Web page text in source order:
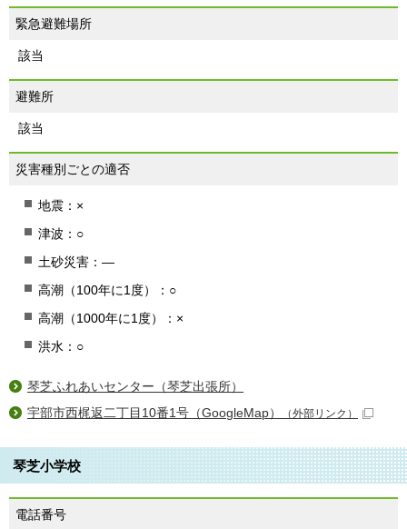
緊急避難場所
該当
避難所
該当
災害種別ごとの適否
地震：×
津波：○
土砂災害：―
高潮（100年に1度）：○
高潮（1000年に1度）：×
洪水：○
琴芝ふれあいセンター（琴芝出張所）
宇部市西梶返二丁目10番1号（GoogleMap）
（外部リンク）
琴芝小学校
電話番号